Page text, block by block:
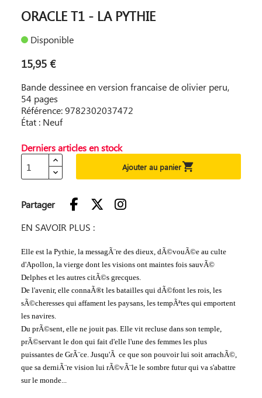
ORACLE T1 - LA PYTHIE
Disponible
15,95 €
Bande dessinee en version francaise de olivier peru,
54 pages
Référence: 9782302037472
État : Neuf
Derniers articles en stock
Ajouter au panier
Partager
EN SAVOIR PLUS :
Elle est la Pythie, la messagÃ¨re des dieux, dÃ©vouÃ©e au culte
d'Apollon, la vierge dont les visions ont maintes fois sauvÃ©
Delphes et les autres citÃ©s grecques.
De l'avenir, elle connaÃ®t les batailles qui dÃ©font les rois, les
sÃ©cheresses qui affament les paysans, les tempÃªtes qui emportent
les navires.
Du prÃ©sent, elle ne jouit pas. Elle vit recluse dans son temple,
prÃ©servant le don qui fait d'elle l'une des femmes les plus
puissantes de GrÃ¨ce. Jusqu'Ã ce que son pouvoir lui soit arrachÃ©,
que sa derniÃ¨re vision lui rÃ©vÃ¨le le sombre futur qui va s'abattre
sur le monde...